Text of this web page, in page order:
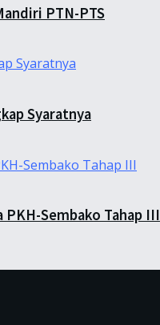
PTN-PTS
Syaratnya
Sembako Tahap III